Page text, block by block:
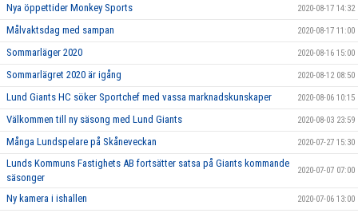
Nya öppettider Monkey Sports 2020-08-17 14:32
Målvaktsdag med sampan 2020-08-17 11:00
Sommarläger 2020 2020-08-16 15:00
Sommarlägret 2020 är igång 2020-08-12 08:50
Lund Giants HC söker Sportchef med vassa marknadskunskaper 2020-08-06 10:15
Välkommen till ny säsong med Lund Giants 2020-08-03 23:59
Många Lundspelare på Skåneveckan 2020-07-27 15:30
Lunds Kommuns Fastighets AB fortsätter satsa på Giants kommande
säsonger
2020-07-07 07:00
Ny kamera i ishallen 2020-07-06 13:00